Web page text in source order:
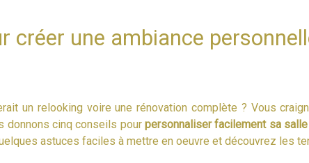
créer une ambiance
un relooking voire une rénovation complète ? Vous
donnons cinq conseils pour personnaliser facilement sa
astuces faciles à mettre en oeuvre et découvrez les